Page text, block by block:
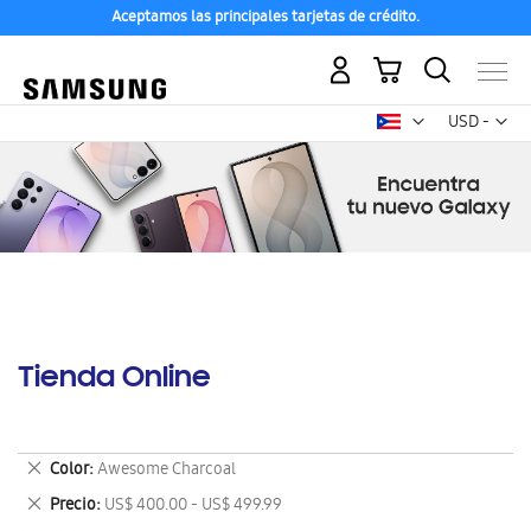
Aceptamos las principales tarjetas de crédito.
USD -
dólar
Mi carrito
Tienda Online
Color Awesome Charcoal
Eliminar
este
artículo
Precio US$ 400.00 - US$ 499.99
Eliminar